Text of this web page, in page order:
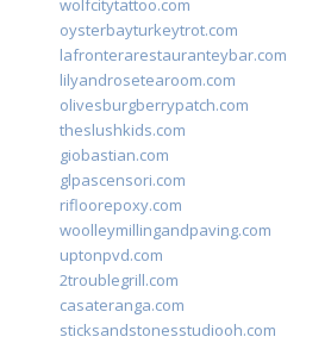
wolfcitytattoo.com
oysterbayturkeytrot.com
lafronterarestauranteybar.com
lilyandrosetearoom.com
olivesburgberrypatch.com
theslushkids.com
giobastian.com
glpascensori.com
rifloorepoxy.com
woolleymillingandpaving.com
uptonpvd.com
2troublegrill.com
casateranga.com
sticksandstonesstudiooh.com